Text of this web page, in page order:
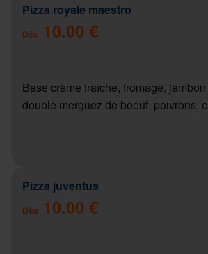
Pizza royale maestro
Dès 10.00 €
Base crème fraîche, fromage,
double merguez de boeuf, poivrons,
Pizza juventus
Dès 10.00 €